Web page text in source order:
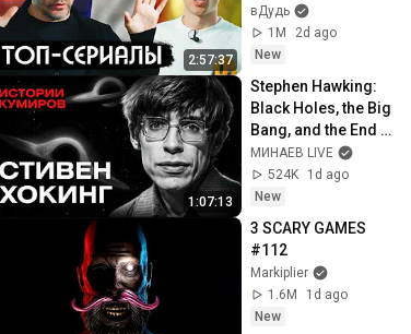
2:57:37
лицемерие,
Голливуд / вДудь
вДудь
1M
2d ago
New
1:07:13
Stephen Hawking:
Black Holes, the Big
Bang, and the End
of the Universe /
Idol Stories /
MINAEV
МИНАЕВ LIVE
524K
1d ago
New
3 SCARY GAMES
#112
Markiplier
1.6M
1d ago
New